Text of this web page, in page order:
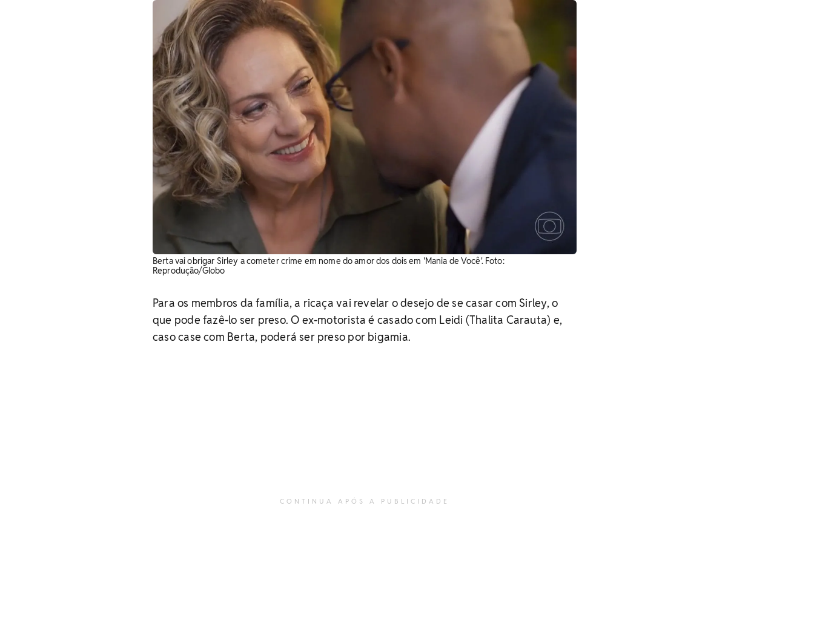
Berta vai obrigar Sirley a cometer crime em nome do amor dos dois em 'Mania de Você'. Foto:
Reprodução/Globo
Para os membros da família, a ricaça vai revelar o desejo de se casar com Sirley, o
que pode fazê-lo ser preso. O ex-motorista é casado com Leidi (Thalita Carauta) e,
caso case com Berta, poderá ser preso por bigamia.
CONTINUA APÓS A PUBLICIDADE